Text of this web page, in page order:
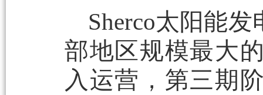
Sherco太阳能
部地区规模最大
入运营，第三期